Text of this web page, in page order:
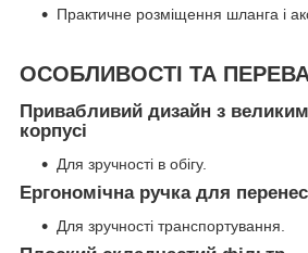
Практичне розміщення шланга і
ОСОБЛИВОСТІ ТА
Привабливий дизайн з
корпусі
Для зручності в обігу.
Ергономічна ручка для
Для зручності транспортування.